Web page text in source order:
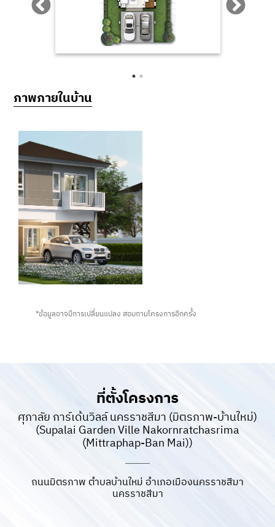
ภาพภายในบ้าน
*ข้อมูลอาจมีการเปลี่ยนแปลง สอบถามโครงการอีกครั้ง
ที่ตั้งโครงการ
ศุภาลัย การ์เด้นวิลล์ นครราชสีมา (มิตรภาพ-บ้านใหม่)
(Supalai Garden Ville Nakornratchasrima
(ฺMittraphap-Ban Mai))
ถนนมิตรภาพ ตำบลบ้านใหม่ อำเภอเมืองนครราชสีมา
นครราชสีมา